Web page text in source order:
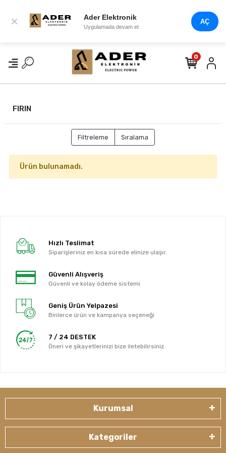
× Ader Elektronik
Uygulamada devam et
AÇ
0
FIRIN
Filtreleme Sıralama
Ürün bulunamadı.
Hızlı Teslimat
Siparişleriniz en kısa sürede elinize ulaşır.
Güvenli Alışveriş
Güvenli ve kolay ödeme sistemi
Geniş Ürün Yelpazesi
Binlerce ürün ve kampanya seçeneği
7 / 24 DESTEK
Öneri ve şikayetlerinizi bize iletebilirsiniz.
Kurumsal
Kategoriler